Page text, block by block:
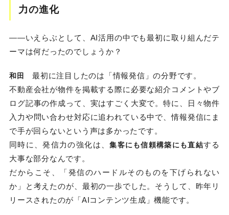
力の進化
――いえらぶとして、AI活用の中でも最初に取り組んだテ
ーマは何だったのでしょうか？
和田
最初に注目したのは「情報発信」の分野です。
不動産会社が物件を掲載する際に必要な紹介コメントやブ
ログ記事の作成って、実はすごく大変で。特に、日々物件
入力や問い合わせ対応に追われている中で、情報発信にま
で手が回らないという声は多かったです。
同時に、発信力の強化は、集客にも信頼構築にも直結する
大事な部分なんです。
だからこそ、「発信のハードルそのものを下げられない
か」と考えたのが、最初の一歩でした。そうして、昨年リ
リースされたのが「AIコンテンツ生成」機能です。